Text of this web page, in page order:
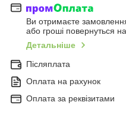
Ви отримаєте
або гроші повернуться
Детальніше
Післяплата
Оплата на рахунок
Оплата за реквізитами